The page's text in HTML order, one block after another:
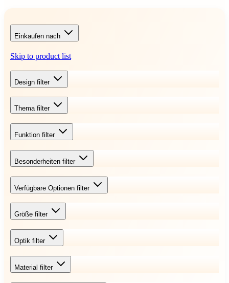
Einkaufen nach
Skip to product list
Design filter
Thema filter
Funktion filter
Besonderheiten filter
Verfügbare Optionen filter
Größe filter
Optik filter
Material filter